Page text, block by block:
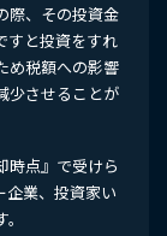
際、その投資金
すと投資をすれ
め税額への影響
少させることが
点』で受けら
企業、投資家い